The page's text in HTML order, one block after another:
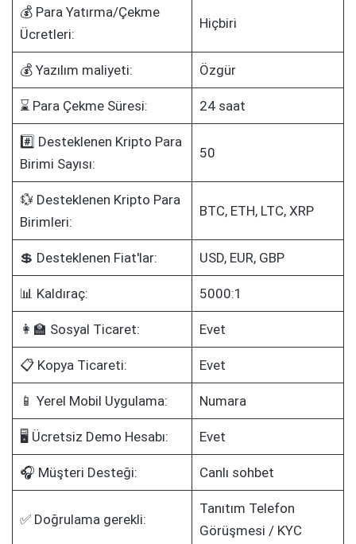
💰 Para Yatırma/Çekme
Ücretleri:
Hiçbiri
💰 Yazılım maliyeti: Özgür
⌛ Para Çekme Süresi: 24 saat
#️⃣ Desteklenen Kripto Para
Birimi Sayısı:
50
💱 Desteklenen Kripto Para
Birimleri:
BTC, ETH, LTC, XRP
💲 Desteklenen Fiat'lar: USD, EUR, GBP
📊 Kaldıraç: 5000:1
👩‍🏫 Sosyal Ticaret: Evet
📋 Kopya Ticareti: Evet
📱 Yerel Mobil Uygulama: Numara
🖥️ Ücretsiz Demo Hesabı: Evet
🎧 Müşteri Desteği: Canlı sohbet
✅ Doğrulama gerekli:
Tanıtım Telefon
Görüşmesi / KYC